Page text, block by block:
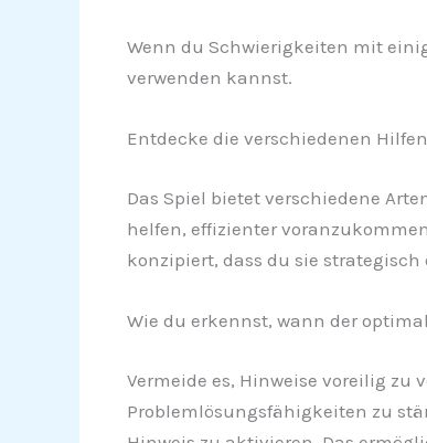
Wenn du Schwierigkeiten mit
verwenden kannst.
Entdecke die verschiedenen
Das Spiel bietet verschiedene
helfen, effizienter
konzipiert, dass du sie
Wie du erkennst, wann der
Vermeide es, Hinweise voreilig
Problemlösungsfähigkeiten zu